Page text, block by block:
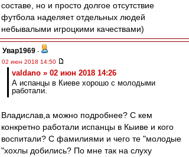
составе, но и просто долгое отсутствие
футбола наделяет отдельных людей
небывалыми игроцкими качествами)
Увар1969 -
02 июн 2018 14:50
valdano » 02 июн 2018 14:26
А испанцы в Киеве хорошо с молодыми
работали.
Владислав,а можно подробнее? С кем
конкретно работали испанцы в Кыиве и кого
воспитали? С фамилиями и чего те "молодые
"хохлы добились? По мне так на слуху